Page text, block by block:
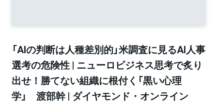
「AIの判断は人種差別的」米調査に見るAI人事
選考の危険性 | ニューロビジネス思考で炙り
出せ！勝てない組織に根付く「黒い心理
学」 渡部幹 | ダイヤモンド・オンライン